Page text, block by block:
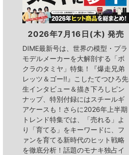
2026年7月16日(木) 発売
DIME最新号は、世界の模型・プラ
モデルメーカーを大解剖する「ボ
クラのタミヤ」特集！『爆走兄弟
レッツ＆ゴー!!』こしたてつひろ先
生インタビュー＆描き下ろしピン
ナップ、特別付録にはスチールギ
アケースも！さらに2026年上半期
トレンド特集では、「売れる」よ
り「育てる」をキーワードに、フ
ァンを育てる新時代のヒット戦略
を徹底分析！話題のモナキ独占イ